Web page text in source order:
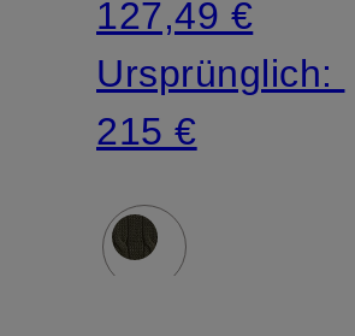
127,49 €
Ursprünglich:
215 €